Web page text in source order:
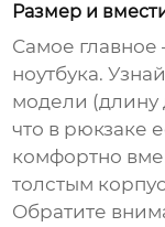
Размер и
Самое главное
ноутбука.
модели (длину
что в рюкзаке
комфортно
толстым
Обратите